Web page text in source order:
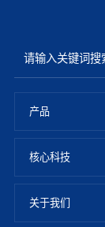
产品
核心科技
关于我们